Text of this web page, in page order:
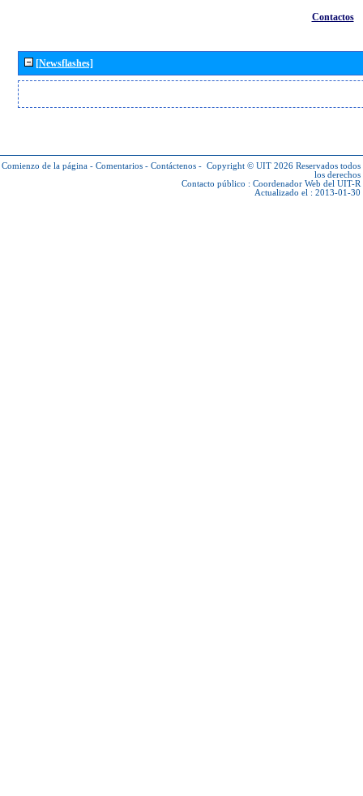
Contactos
[Newsflashes]
Comienzo de la página - Comentarios - Contáctenos - Copyright © UIT 2026 Reservados todos
los derechos
Contacto público : Coordenador Web del UIT-R
Actualizado el : 2013-01-30